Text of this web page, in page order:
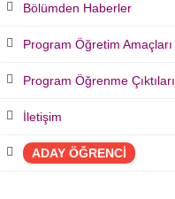
Bölümden Haberler
Program Öğretim Amaçları
Program Öğrenme Çıktıları
İletişim
ADAY ÖĞRENCİ